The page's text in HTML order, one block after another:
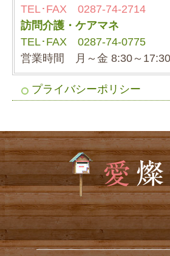
TEL･FAX 0287-74-2714
訪問介護・ケアマネ
TEL･FAX 0287-74-0775
営業時間 月～金 8:30～17:30
プライバシーポリシー